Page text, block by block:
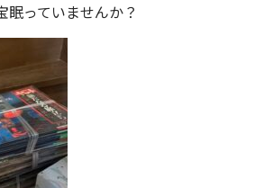
眠っていませんか？